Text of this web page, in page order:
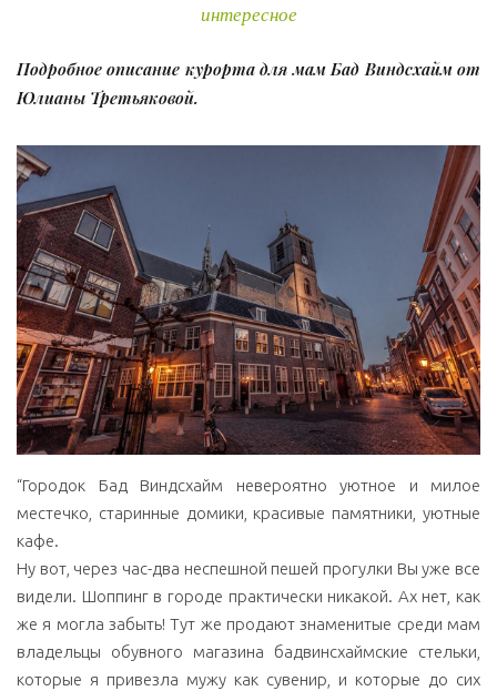
интересное
Подробное описание курорта для мам Бад Виндсхайм от
Юлианы Третьяковой.
“Городок Бад Виндсхайм невероятно уютное и милое
местечко, старинные домики, красивые памятники, уютные
кафе.
Ну вот, через час-два неспешной пешей прогулки Вы уже все
видели. Шоппинг в городе практически никакой. Ах нет, как
же я могла забыть! Тут же продают знаменитые среди мам
владельцы обувного магазина бадвинсхаймские стельки,
которые я привезла мужу как сувенир, и которые до сих